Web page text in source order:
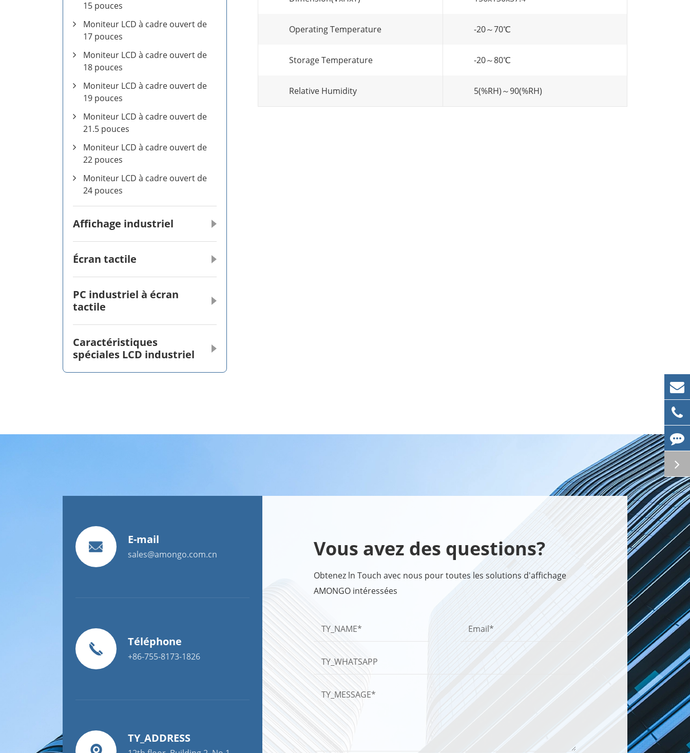
15 pouces
Moniteur LCD à cadre ouvert de
17 pouces
Moniteur LCD à cadre ouvert de
18 pouces
Moniteur LCD à cadre ouvert de
19 pouces
Moniteur LCD à cadre ouvert de
21.5 pouces
Moniteur LCD à cadre ouvert de
22 pouces
Moniteur LCD à cadre ouvert de
24 pouces
Affichage industriel
Écran tactile
PC industriel à écran
tactile
Caractéristiques
spéciales LCD industriel
Operating Temperature -20～70℃
Storage Temperature -20～80℃
Relative Humidity 5(%RH)～90(%RH)
E-mail
sales@amongo.com.cn
Téléphone
+86-755-8173-1826
TY_ADDRESS
Vous avez des questions?
Obtenez ln Touch avec nous pour toutes les solutions d'affichage
AMONGO intéressées